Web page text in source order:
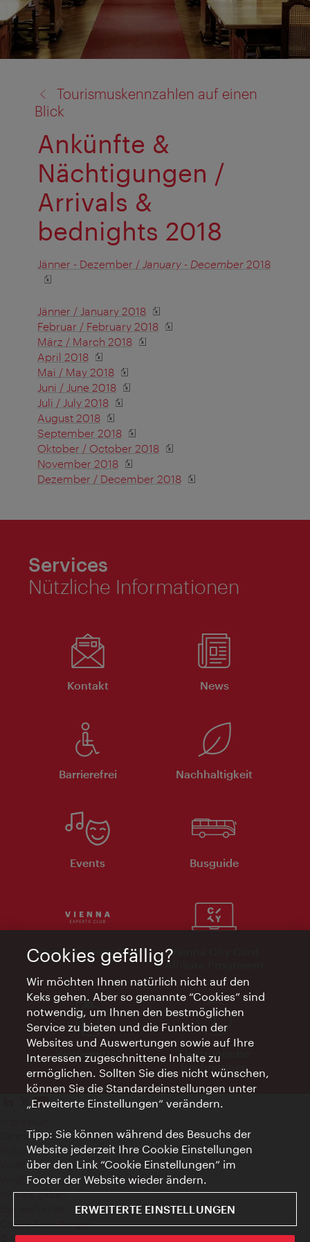
Tourismuskennzahlen auf einen
Blick
Ankünfte &
Nächtigungen /
Arrivals &
bednights 2018
Jänner - Dezember / January - December 2018
Jänner / January 2018
Februar / February 2018
März / March 2018
April 2018
Mai / May 2018
Juni / June 2018
Juli / July 2018
August 2018
September 2018
Oktober / October 2018
November 2018
Dezember / December 2018
Services
Nützliche Informationen
Kontakt News
Barrierefrei Nachhaltigkeit
Events Busguide
Vienna Experts Club
Vienna City Card
Affiliate Programm
Werbemittel
Elektronische
Rechnungen
Datenschutzerklärung
Nutzungsbedingungen
Veröffentlichungen gem. EMFG
Veröffentlichungen gem. MedKF‑TG
Hinweis geben
Cookie Einstellungen
© Copyright Wien Tourismus
Cookies gefällig?
Wir möchten Ihnen natürlich nicht auf den
Keks gehen. Aber so genannte “Cookies” sind
notwendig, um Ihnen den bestmöglichen
Service zu bieten und die Funktion der
Websites und Auswertungen sowie auf Ihre
Interessen zugeschnittene Inhalte zu
ermöglichen. Sollten Sie dies nicht wünschen,
können Sie die Standardeinstellungen unter
„Erweiterte Einstellungen“ verändern.
Tipp: Sie können während des Besuchs der
Website jederzeit Ihre Cookie Einstellungen
über den Link “Cookie Einstellungen” im
Footer der Website wieder ändern.
ERWEITERTE EINSTELLUNGEN